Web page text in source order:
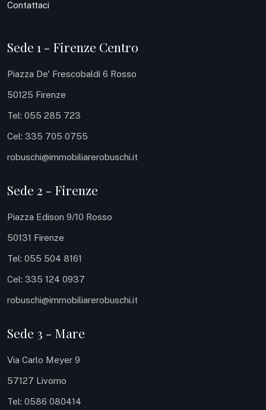
Contattaci
Sede 1 - Firenze Centro
Piazza De' Frescobaldi 6 Rosso
50125 Firenze
Tel: 055 285 723
Cel: 335 705 0755
robuschi@immobiliarerobuschi.it
Sede 2 - Firenze
Piazza Edison 9/10 Rosso
50131 Firenze
Tel: 055 504 8161
Cel: 335 124 0937
robuschi@immobiliarerobuschi.it
Sede 3 - Mare
Via Carlo Meyer 9
57127 Livorno
Tel: 0586 080414